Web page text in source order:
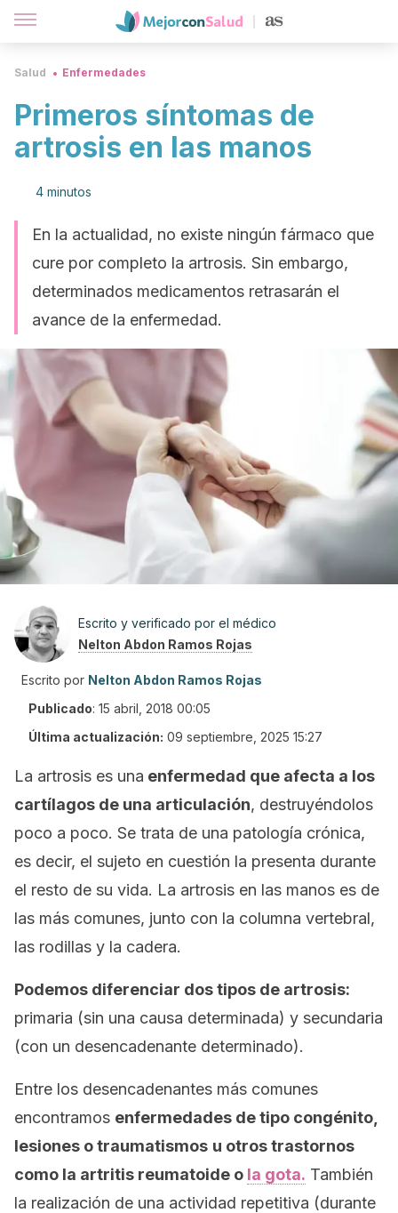
Salud Enfermedades
Primeros síntomas de
artrosis en las manos
4 minutos
En la actualidad, no existe ningún fármaco que
cure por completo la artrosis. Sin embargo,
determinados medicamentos retrasarán el
avance de la enfermedad.
Escrito y verificado por el médico
Nelton Abdon Ramos Rojas
Escrito por Nelton Abdon Ramos Rojas
Publicado: 15 abril, 2018 00:05
Última actualización: 09 septiembre, 2025 15:27
La artrosis es una enfermedad que afecta a los
cartílagos de una articulación, destruyéndolos
poco a poco. Se trata de una patología crónica,
es decir, el sujeto en cuestión la presenta durante
el resto de su vida. La artrosis en las manos es de
las más comunes, junto con la columna vertebral,
las rodillas y la cadera.
Podemos diferenciar dos tipos de artrosis:
primaria (sin una causa determinada) y secundaria
(con un desencadenante determinado).
Entre los desencadenantes más comunes
encontramos enfermedades de tipo congénito,
lesiones o traumatismos u otros trastornos
como la artritis reumatoide o la gota. También
la realización de una actividad repetitiva (durante